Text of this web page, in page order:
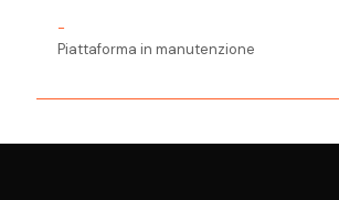
-
Piattaforma in manutenzione